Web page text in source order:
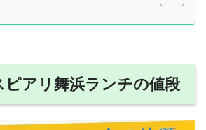
ピアリ舞浜ランチの値段